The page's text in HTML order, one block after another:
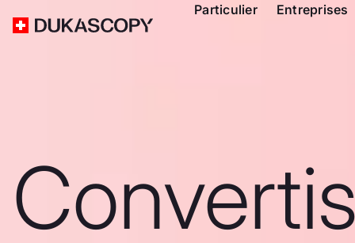
Particulier Entreprises